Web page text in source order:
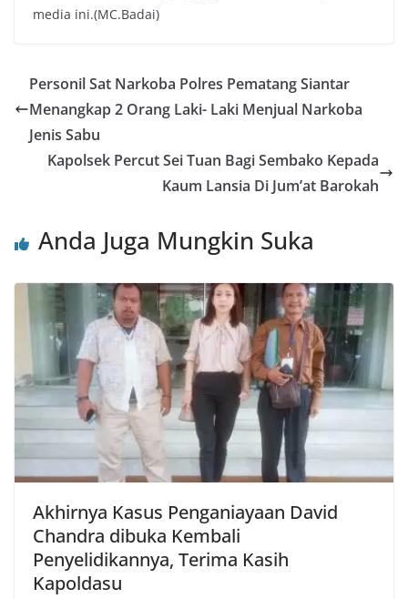
media ini.(MC.Badai)
Personil Sat Narkoba Polres Pematang Siantar
Menangkap 2 Orang Laki- Laki Menjual Narkoba
Jenis Sabu
Kapolsek Percut Sei Tuan Bagi Sembako Kepada
Kaum Lansia Di Jum’at Barokah
Anda Juga Mungkin Suka
Akhirnya Kasus Penganiayaan David
Chandra dibuka Kembali
Penyelidikannya, Terima Kasih
Kapoldasu